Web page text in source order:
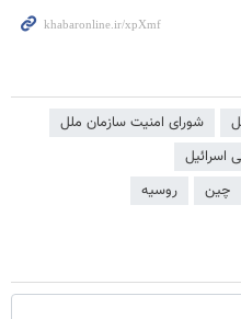
شورای امنیت سازمان ملل
اسرائیل
چین روسیه